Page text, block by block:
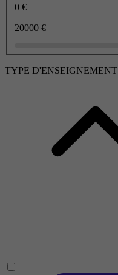
0 €
20000 €
TYPE D'ENSEIGNEMENT